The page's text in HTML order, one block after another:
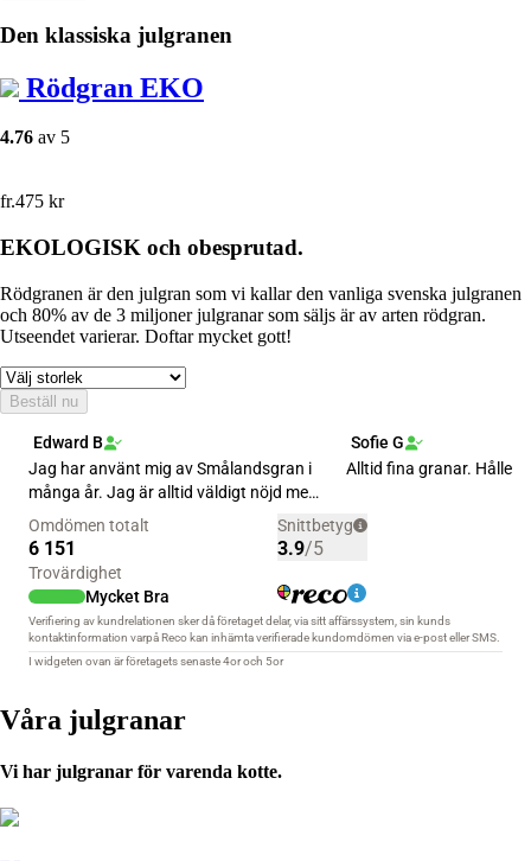
Den klassiska julgranen
Rödgran EKO
4.76 av 5
fr.475 kr
EKOLOGISK och obesprutad.
Rödgranen är den julgran som vi kallar den vanliga svenska julgranen
och 80% av de 3 miljoner julgranar som säljs är av arten rödgran.
Utseendet varierar. Doftar mycket gott!
Beställ nu
Våra julgranar
Vi har julgranar för varenda kotte.